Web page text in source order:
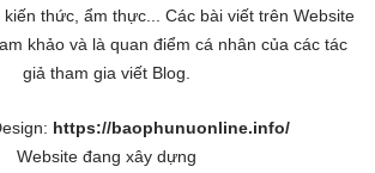
thức, ẩm thực... Các bài viết trên Website
khảo và là quan điểm cá nhân của các tác
giả tham gia viết Blog.
https://baophunuonline.info/
Website đang xây dựng